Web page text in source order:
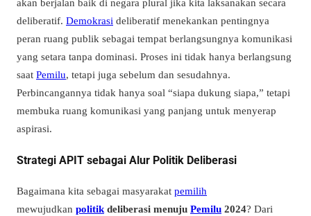
akan berjalan baik di negara plural jika kita laksanakan secara
deliberatif. Demokrasi deliberatif menekankan pentingnya
peran ruang publik sebagai tempat berlangsungnya komunikasi
yang setara tanpa dominasi. Proses ini tidak hanya berlangsung
saat Pemilu, tetapi juga sebelum dan sesudahnya.
Perbincangannya tidak hanya soal “siapa dukung siapa,” tetapi
membuka ruang komunikasi yang panjang untuk menyerap
aspirasi.
Strategi APIT sebagai Alur Politik Deliberasi
Bagaimana kita sebagai masyarakat pemilih
mewujudkan politikdeliberasi menuju Pemilu 2024? Dari